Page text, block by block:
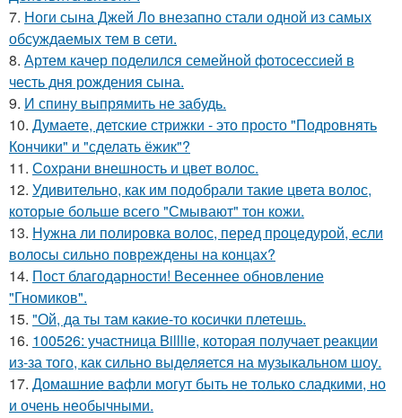
7. Ноги сына Джей Ло внезапно стали одной из самых
обсуждаемых тем в сети.
8. Артем качер поделился семейной фотосессией в
честь дня рождения сына.
9. И спину выпрямить не забудь.
10. Думаете, детские стрижки - это просто "Подровнять
Кончики" и "сделать ёжик"?
11. Сохрани внешность и цвет волос.
12. Удивительно, как им подобрали такие цвета волос,
которые больше всего "Смывают" тон кожи.
13. Нужна ли полировка волос, перед процедурой, если
волосы сильно повреждены на концах?
14. Пост благодарности! Весеннее обновление
"Гномиков".
15. "Ой, да ты там какие-то косички плетешь.
16. 100526: участница Billlie, которая получает реакции
из-за того, как сильно выделяется на музыкальном шоу.
17. Домашние вафли могут быть не только сладкими, но
и очень необычными.